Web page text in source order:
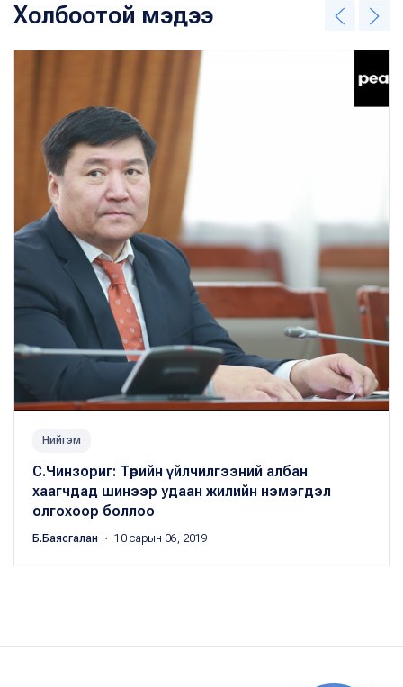
Холбоотой мэдээ
Нийгэм
С.Чинзориг: Төрийн үйлчилгээний албан
хаагчдад шинээр удаан жилийн нэмэгдэл
олгохоор боллоо
Б.Баясгалан ・ 10 сарын 06, 2019